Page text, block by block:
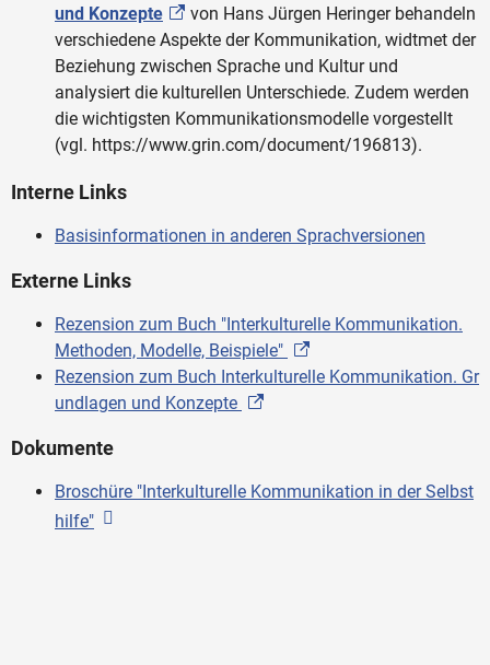
und Konzepte
von Hans Jürgen Heringer behandeln
verschiedene Aspekte der Kommunikation, widtmet der
Beziehung zwischen Sprache und Kultur und
analysiert die kulturellen Unterschiede. Zudem werden
die wichtigsten Kommunikationsmodelle vorgestellt
(vgl. https://www.grin.com/document/196813).
Interne Links
Basisinformationen in anderen Sprachversionen
Externe Links
Rezension zum Buch "Interkulturelle Kommunikation.
Methoden, Modelle, Beispiele"
Rezension zum Buch Interkulturelle Kommunikation. Gr
undlagen und Konzepte
Dokumente
Broschüre "Interkulturelle Kommunikation in der Selbst
hilfe"